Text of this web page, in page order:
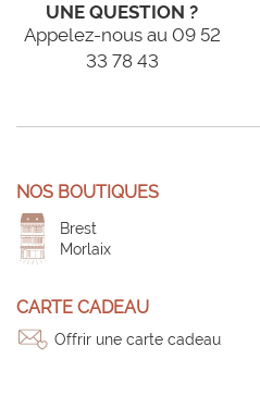
UNE QUESTION ?
Appelez-nous au 09 52
33 78 43
NOS BOUTIQUES
Brest
Morlaix
CARTE CADEAU
Offrir une carte cadeau